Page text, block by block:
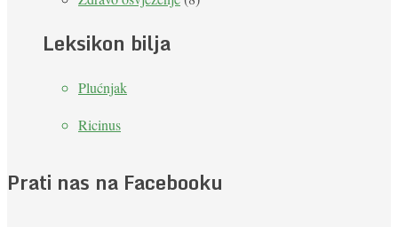
Leksikon bilja
Plućnjak
Ricinus
Prati nas na Facebooku